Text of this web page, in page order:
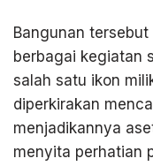
Bangunan
berbagai kegiatan
salah satu ikon
diperkirakan
menjadikannya
menyita perhatian